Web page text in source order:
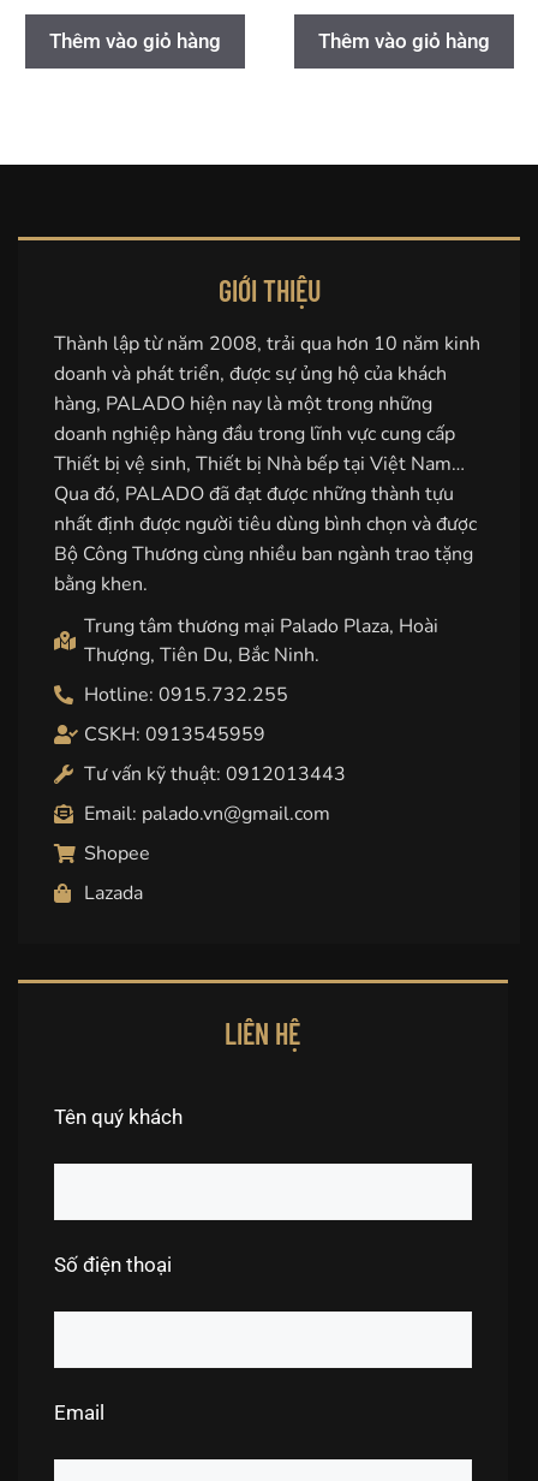
Thêm vào giỏ hàng Thêm vào giỏ hàng
GIỚI THIỆU
Thành lập từ năm 2008, trải qua hơn 10 năm kinh
doanh và phát triển, được sự ủng hộ của khách
hàng, PALADO hiện nay là một trong những
doanh nghiệp hàng đầu trong lĩnh vực cung cấp
Thiết bị vệ sinh, Thiết bị Nhà bếp tại Việt Nam…
Qua đó, PALADO đã đạt được những thành tựu
nhất định được người tiêu dùng bình chọn và được
Bộ Công Thương cùng nhiều ban ngành trao tặng
bằng khen.
Trung tâm thương mại Palado Plaza, Hoài
Thượng, Tiên Du, Bắc Ninh.
Hotline: 0915.732.255
CSKH: 0913545959
Tư vấn kỹ thuật: 0912013443
Email: palado.vn@gmail.com
Shopee
Lazada
LIÊN HỆ
Tên quý khách
Số điện thoại
Email